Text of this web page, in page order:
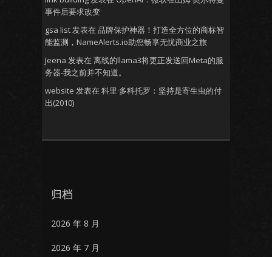
事件后要求改变
gsa list发表在 品牌保护神器！打造全方位的商标智
能监测，NameAlerts.io助您畅享无忧商业之旅
Jeena 发表在 离线的llama3将更正发送回Meta的服
务器-我之前并不知道。
website 发表在 科里·多科托罗：坚持是寄生虫的付
出(2010)
归档
2026 年 8 月
2026 年 7 月